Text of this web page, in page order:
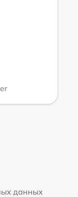
данных